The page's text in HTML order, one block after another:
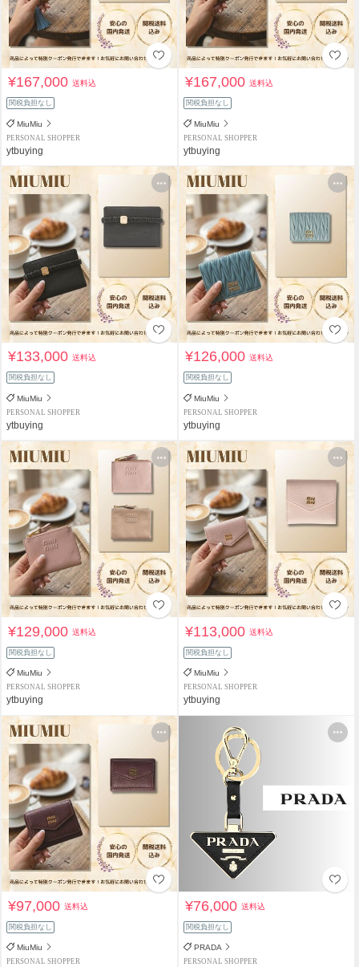
¥167,000送料込
関税負担なし
MiuMiu
PERSONAL SHOPPER
ytbuying
¥167,000送料込
関税負担なし
MiuMiu
PERSONAL SHOPPER
ytbuying
¥133,000送料込
関税負担なし
MiuMiu
PERSONAL SHOPPER
ytbuying
¥126,000送料込
関税負担なし
MiuMiu
PERSONAL SHOPPER
ytbuying
¥129,000送料込
関税負担なし
MiuMiu
PERSONAL SHOPPER
ytbuying
¥113,000送料込
関税負担なし
MiuMiu
PERSONAL SHOPPER
ytbuying
¥97,000送料込
関税負担なし
MiuMiu
PERSONAL SHOPPER
¥76,000送料込
関税負担なし
PRADA
PERSONAL SHOPPER